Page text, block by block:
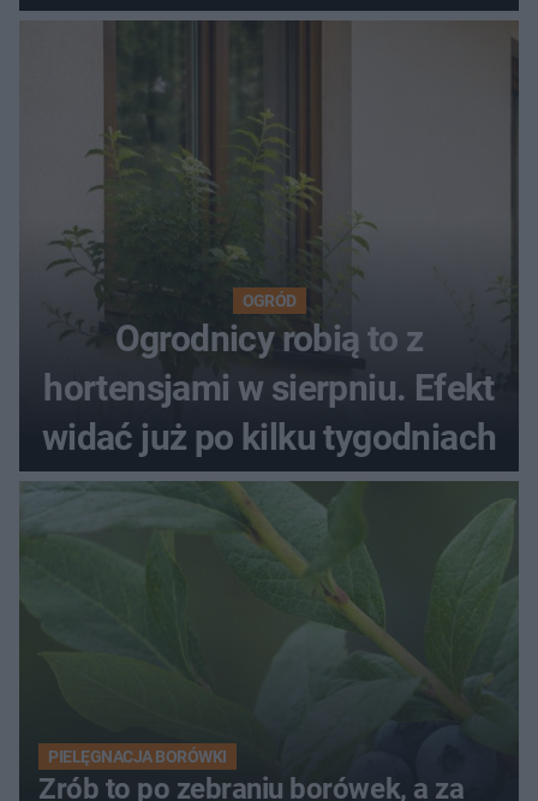
OGRÓD
Ogrodnicy robią to z
hortensjami w sierpniu. Efekt
widać już po kilku tygodniach
PIELĘGNACJA BORÓWKI
Zrób to po zebraniu borówek, a za